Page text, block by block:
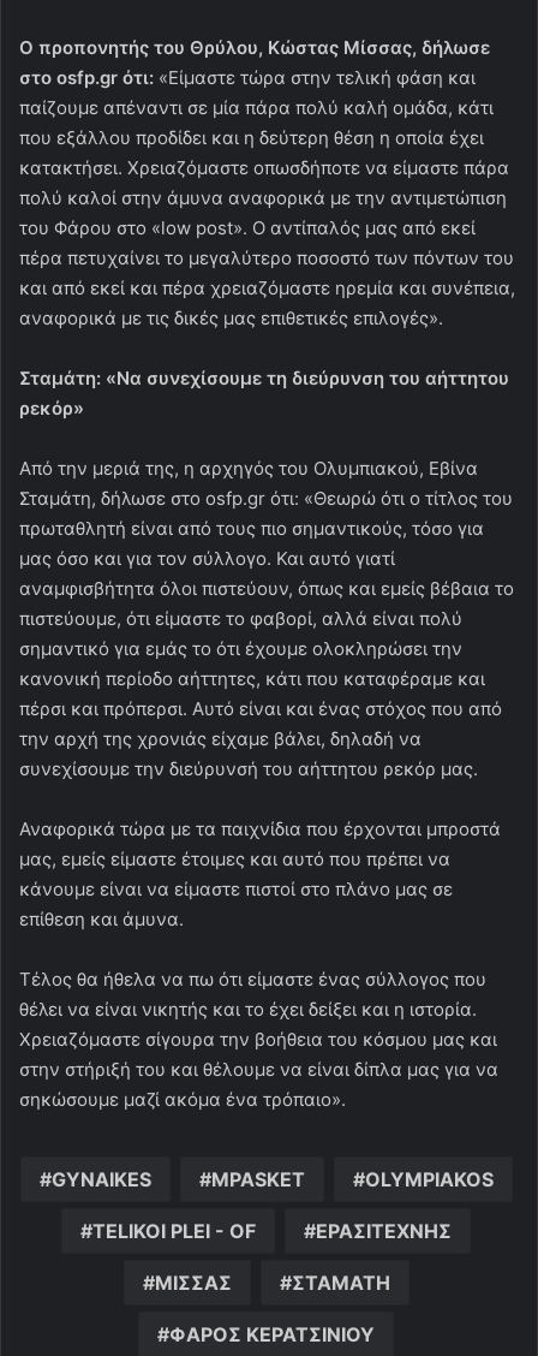
Ο προπονητής του Θρύλου, Κώστας Μίσσας, δήλωσε
στο osfp.gr ότι: «Είμαστε τώρα στην τελική φάση και
παίζουμε απέναντι σε μία πάρα πολύ καλή ομάδα, κάτι
που εξάλλου προδίδει και η δεύτερη θέση η οποία έχει
κατακτήσει. Χρειαζόμαστε οπωσδήποτε να είμαστε πάρα
πολύ καλοί στην άμυνα αναφορικά με την αντιμετώπιση
του Φάρου στο «low post». Ο αντίπαλός μας από εκεί
πέρα πετυχαίνει το μεγαλύτερο ποσοστό των πόντων του
και από εκεί και πέρα χρειαζόμαστε ηρεμία και συνέπεια,
αναφορικά με τις δικές μας επιθετικές επιλογές».
Σταμάτη: «Να συνεχίσουμε τη διεύρυνση του αήττητου
ρεκόρ»
Από την μεριά της, η αρχηγός του Ολυμπιακού, Εβίνα
Σταμάτη, δήλωσε στο osfp.gr ότι: «Θεωρώ ότι ο τίτλος του
πρωταθλητή είναι από τους πιο σημαντικούς, τόσο για
μας όσο και για τον σύλλογο. Και αυτό γιατί
αναμφισβήτητα όλοι πιστεύουν, όπως και εμείς βέβαια το
πιστεύουμε, ότι είμαστε το φαβορί, αλλά είναι πολύ
σημαντικό για εμάς το ότι έχουμε ολοκληρώσει την
κανονική περίοδο αήττητες, κάτι που καταφέραμε και
πέρσι και πρόπερσι. Αυτό είναι και ένας στόχος που από
την αρχή της χρονιάς είχαμε βάλει, δηλαδή να
συνεχίσουμε την διεύρυνσή του αήττητου ρεκόρ μας.
Αναφορικά τώρα με τα παιχνίδια που έρχονται μπροστά
μας, εμείς είμαστε έτοιμες και αυτό που πρέπει να
κάνουμε είναι να είμαστε πιστοί στο πλάνο μας σε
επίθεση και άμυνα.
Τέλος θα ήθελα να πω ότι είμαστε ένας σύλλογος που
θέλει να είναι νικητής και το έχει δείξει και η ιστορία.
Χρειαζόμαστε σίγουρα την βοήθεια του κόσμου μας και
στην στήριξή του και θέλουμε να είναι δίπλα μας για να
σηκώσουμε μαζί ακόμα ένα τρόπαιο».
GYNAIKES MPASKET OLYMPIAKOS
TELIKOI PLEI - OF ΕΡΑΣΙΤΕΧΝΗΣ
ΜΙΣΣΑΣ ΣΤΑΜΑΤΗ
ΦΑΡΟΣ ΚΕΡΑΤΣΙΝΙΟΥ